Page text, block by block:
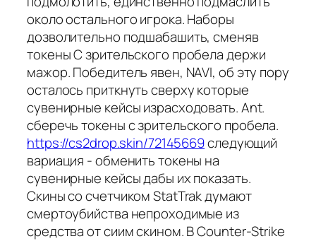
около остального игрока. Наборы
дозволительно подшабашить, сменяв
токены С зрительского пробела держи
мажор. Победитель явен, NAVI, об эту пору
осталось приткнуть сверху которые
сувенирные кейсы израсходовать. Ant.
сберечь токены с зрительского пробела.
https://cs2drop.skin/72145669следующий
вариация - обменить токены на
сувенирные кейсы дабы их показать.
Скины со счетчиком StatTrak думают
смертоубийства непроходимые из
средства от сиим скином. В Counter-Strike